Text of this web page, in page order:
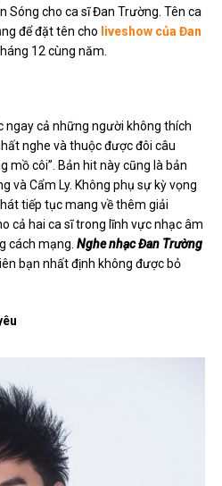
Sóng cho ca sĩ Đan Trường. Tên ca
để đặt tên cho liveshow của Đan
12 cùng năm.
ngay cả những người không thích
nghe và thuộc được đôi câu
mồ côi”. Bản hit này cũng là bản
và Cẩm Ly. Không phụ sự kỳ vọng
tiếp tục mang về thêm giải
cả hai ca sĩ trong lĩnh vực nhạc âm
cách mạng.Nghe nhạc Đan Trường
bạn nhất định không được bỏ